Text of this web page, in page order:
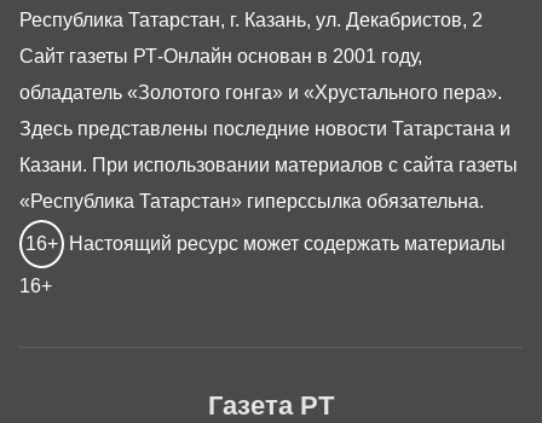
Газета РТ
Республика Татарстан, г. Казань, ул. Декабристов, 2
Сайт газеты РТ-Онлайн основан в 2001 году,
обладатель «Золотого гонга» и «Хрустального пера».
Здесь представлены последние новости Татарстана и
Казани. При использовании материалов с сайта газеты
«Республика Татарстан» гиперссылка обязательна.
16+ Настоящий ресурс может содержать материалы
16+